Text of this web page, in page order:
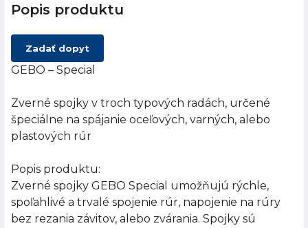
Popis produktu
Zadať dopyt
GEBO – Special
Zverné spojky v troch typových radách, určené
špeciálne na spájanie oceľových, varných, alebo
plastových rúr
Popis produktu:
Zverné spojky GEBO Special umožňujú rýchle,
spoľahlivé a trvalé spojenie rúr, napojenie na rúry
bez rezania závitov, alebo zvárania. Spojky sú